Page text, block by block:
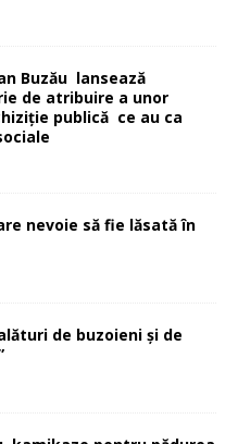
Buzău lansează
de atribuire a unor
publică ce au ca
nevoie să fie lăsată în
de buzoieni și de